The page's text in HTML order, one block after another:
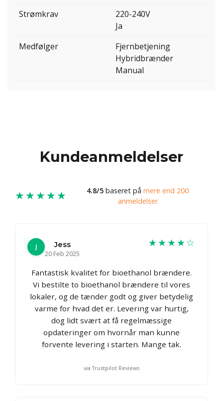
Strømkrav
220-240V
Ja
Medfølger
Fjernbetjening
Hybridbrænder
Manual
Kundeanmeldelser
★★★★★ 4.8/5 baseret på mere end 200
anmeldelser
J
Jess
20 Feb 2025
★★★★☆
Fantastisk kvalitet for bioethanol brændere.
Vi bestilte to bioethanol brændere til vores
lokaler, og de tænder godt og giver betydelig
varme for hvad det er. Levering var hurtig,
dog lidt svært at få regelmæssige
opdateringer om hvornår man kunne
forvente levering i starten. Mange tak.
via Trustpilot Reviews